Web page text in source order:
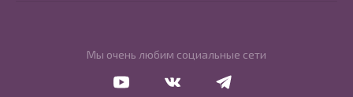
Мы очень любим социальные сети
Перейти в VkontakteПерейти в Telegram